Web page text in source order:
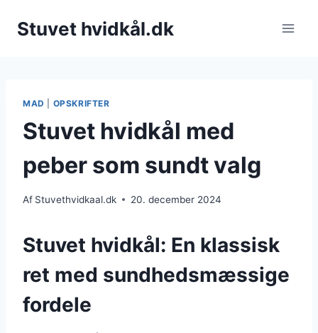
Stuvet hvidkål.dk
MAD OPSKRIFTER
Stuvet hvidkål med
peber som sundt valg
Af Stuvethvidkaal.dk 20. december 2024
Stuvet hvidkål: En klassisk
ret med sundhedsmæssige
fordele